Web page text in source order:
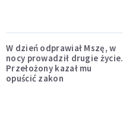
W dzień odprawiał Mszę, w
nocy prowadził drugie życie.
Przełożony kazał mu
opuścić zakon